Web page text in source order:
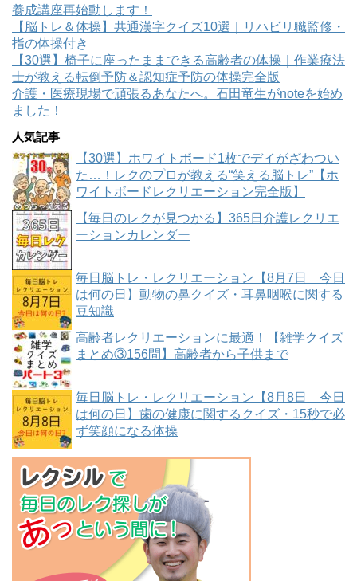
養成講座再始動します！
【脳トレ＆体操】共通漢字クイズ10選｜リハビリ職監修・
指の体操付き
【30選】椅子に座ったままできる高齢者の体操｜作業療法
士が教える転倒予防＆認知症予防の体操完全版
介護・医療現場で頑張るあなたへ。石田竜生がnoteを始め
ました！
人気記事
【30選】ホワイトボード1枚でデイがざわつい
た…！レクのプロが教える“笑える脳トレ”【ホ
ワイトボードレクリエーション完全版】
【毎日のレクが見つかる】365日介護レクリエ
ーションカレンダー
毎日脳トレ・レクリエーション【8月7日 今日
は何の日】動物の鼻クイズ・耳鼻咽喉に関する
豆知識
高齢者レクリエーションに最適！【雑学クイズ
まとめ③156問】高齢者から子供まで
毎日脳トレ・レクリエーション【8月8日 今日
は何の日】歯の健康に関するクイズ・15秒で必
ず笑顔になる体操